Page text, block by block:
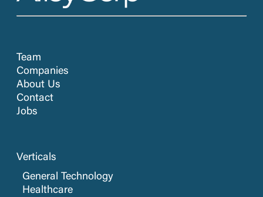
Team
Companies
About Us
Contact
Jobs
Verticals
General Technology
Healthcare